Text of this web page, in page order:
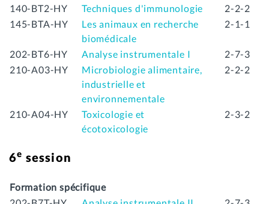
140-BT2-HY
Techniques d'immunologie
2-2-2
145-BTA-HY
Les animaux en recherche
biomédicale
2-1-1
202-BT6-HY Analyse instrumentale I
2-7-3
210-A03-HY
Microbiologie alimentaire,
industrielle et
environnementale
2-2-2
210-A04-HY
Toxicologie et
écotoxicologie
2-3-2
6e session
Formation spécifique